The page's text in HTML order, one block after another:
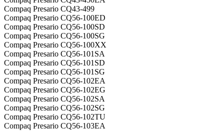
Compaq Presario CQ43-499
Compaq Presario CQ56-100ED
Compaq Presario CQ56-100SD
Compaq Presario CQ56-100SG
Compaq Presario CQ56-100XX
Compaq Presario CQ56-101SA
Compaq Presario CQ56-101SD
Compaq Presario CQ56-101SG
Compaq Presario CQ56-102EA
Compaq Presario CQ56-102EG
Compaq Presario CQ56-102SA
Compaq Presario CQ56-102SG
Compaq Presario CQ56-102TU
Compaq Presario CQ56-103EA